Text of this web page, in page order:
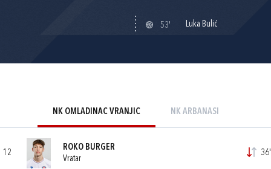
53' Luka Bulić
NK OMLADINAC VRANJIC NK ARBANASI
12
ROKO BURGER
Vratar
36'